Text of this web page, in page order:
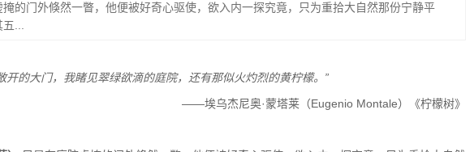
掩的门外倏然一瞥，他便被好奇心驱使，欲入内一探究竟，只为重拾大自然那份宁静平
...
的大门，我睹见翠绿欲滴的庭院，还有那似火灼烈的黄柠檬。 ”
——埃乌杰尼奥·蒙塔莱（Eugenio Montale）《柠檬树》